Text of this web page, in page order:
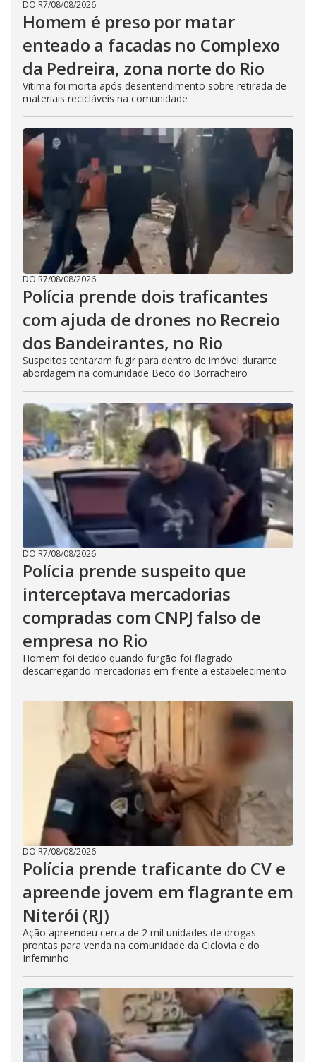
DO R7/08/08/2026
Homem é preso por matar
enteado a facadas no Complexo
da Pedreira, zona norte do Rio
Vítima foi morta após desentendimento sobre retirada de
materiais recicláveis na comunidade
DO R7/08/08/2026
Polícia prende dois traficantes
com ajuda de drones no Recreio
dos Bandeirantes, no Rio
Suspeitos tentaram fugir para dentro de imóvel durante
abordagem na comunidade Beco do Borracheiro
DO R7/08/08/2026
Polícia prende suspeito que
interceptava mercadorias
compradas com CNPJ falso de
empresa no Rio
Homem foi detido quando furgão foi flagrado
descarregando mercadorias em frente a estabelecimento
DO R7/08/08/2026
Polícia prende traficante do CV e
apreende jovem em flagrante em
Niterói (RJ)
Ação apreendeu cerca de 2 mil unidades de drogas
prontas para venda na comunidade da Ciclovia e do
Inferninho